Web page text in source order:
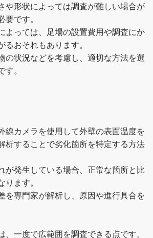
や形状によっては調査が難しい場合が
です。
よっては、足場の設置費用や調査にか
おそれもあります。
の状況などを考慮し、適切な方法を選
。
線カメラを使用して外壁の表面温度を
析することで劣化箇所を特定する方法
が発生している場合、正常な箇所と比
ます。
を専門家が解析し、原因や進行具合を
、一度で広範囲を調査できる点です。